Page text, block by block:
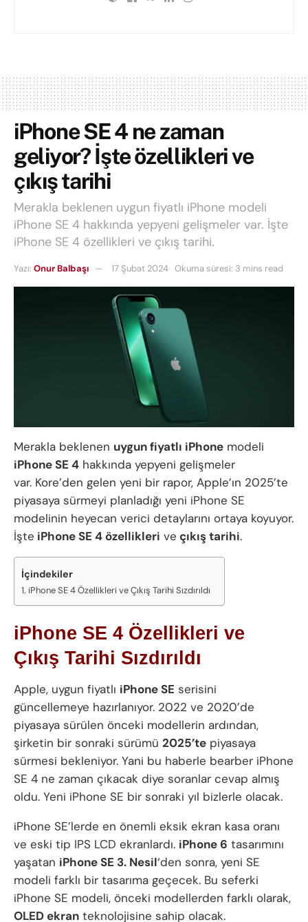
iPhone SE 4 ne zaman
geliyor? İşte özellikleri ve
çıkış tarihi
Merakla beklenen uygun fiyatlı iPhone modeli
iPhone SE 4 hakkında yepyeni gelişmeler var. İşte
iPhone SE 4 özellikleri ve çıkış tarihi.
Yazı: Onur Balbaşı 17 Şubat 2024 Okuma süresi: 3 mins read
Merakla beklenen uygun fiyatlı iPhone modeli
iPhone SE 4 hakkında yepyeni gelişmeler
var. Kore’den gelen yeni bir rapor, Apple’ın 2025’te
piyasaya sürmeyi planladığı yeni iPhone SE
modelinin heyecan verici detaylarını ortaya koyuyor.
İşte iPhone SE 4 özellikleri ve çıkış tarihi.
İçindekiler
iPhone SE 4 Özellikleri ve Çıkış Tarihi Sızdırıldı
iPhone SE 4 Özellikleri ve
Çıkış Tarihi Sızdırıldı
Apple, uygun fiyatlı iPhone SE serisini
güncellemeye hazırlanıyor. 2022 ve 2020’de
piyasaya sürülen önceki modellerin ardından,
şirketin bir sonraki sürümü 2025’te piyasaya
sürmesi bekleniyor. Yani bu haberle bearber iPhone
SE 4 ne zaman çıkacak diye soranlar cevap almış
oldu. Yeni iPhone SE bir sonraki yıl bizlerle olacak.
iPhone SE’lerde en önemli eksik ekran kasa oranı
ve eski tip IPS LCD ekranlardı. iPhone 6 tasarımını
yaşatan iPhone SE 3. Nesil‘den sonra, yeni SE
modeli farklı bir tasarıma geçecek. Bu seferki
iPhone SE modeli, önceki modellerden farklı olarak,
OLED ekran teknolojisine sahip olacak.